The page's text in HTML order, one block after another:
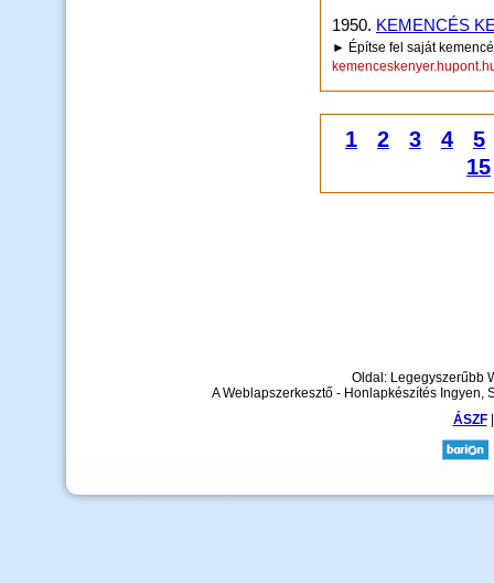
1950. KEMENCÉS
► Építse fel saját
1 2 3 4
5
15
Oldal: Legegyszerűbb
A Weblapszerkesztő - Honlapkészítés Ingyen,
ÁSZF